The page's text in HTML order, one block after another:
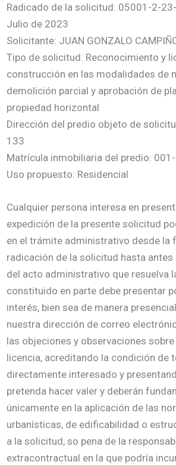
Radicado de la solicitud: 05001-2-
Julio de 2023
Solicitante: JUAN GONZALO
Tipo de solicitud: Reconocimiento y
construcción en las modalidades de
demolición parcial y aprobación de
propiedad horizontal
Dirección del predio objeto de
133
Matrícula inmobiliaria del predio:
Uso propuesto: Residencial
Cualquier persona interesa en
expedición de la presente solicitud
en el trámite administrativo desde la
radicación de la solicitud hasta antes
del acto administrativo que resuelva
constituido en parte debe presentar
interés, bien sea de manera
nuestra dirección de correo
las objeciones y observaciones
licencia, acreditando la condición de
directamente interesado y
pretenda hacer valer y deberán
únicamente en la aplicación de las
urbanísticas, de edificabilidad o
a la solicitud, so pena de la
extracontractual en la que podría